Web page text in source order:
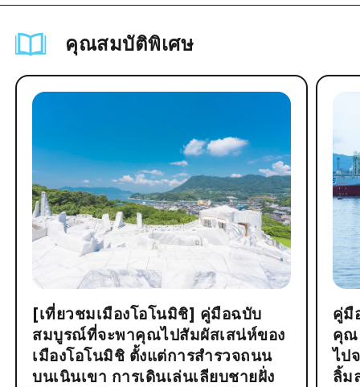
คุณสมบัติพิเศษ
[เที่ยวชมเมืองโอโนมิชิ] คู่มือฉบับ
สมบูรณ์ที่จะพาคุณไปสัมผัสเสน่ห์ของ
เมืองโอโนมิชิ ตั้งแต่การสำรวจถนน
บนเนินเขา การเดินเล่นเลียบชายฝั่ง
คู่มื
คุณ
ไป
ลิ้ม